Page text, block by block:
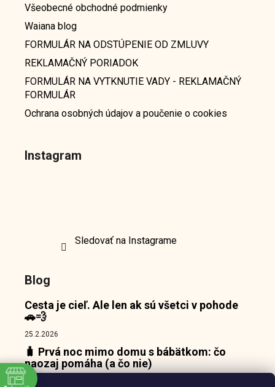
Všeobecné obchodné podmienky
Waiana blog
FORMULÁR NA ODSTÚPENIE OD ZMLUVY
REKLAMAČNÝ PORIADOK
FORMULÁR NA VYTKNUTIE VADY - REKLAMAČNÝ
FORMULÁR
Ochrana osobných údajov a poučenie o cookies
Instagram
Sledovať na Instagrame
Blog
Cesta je cieľ. Ale len ak sú všetci v pohode
🚗💨
25.2.2026
🧳 Prvá noc mimo domu s bábätkom: čo
naozaj pomáha (a čo nie)
18.2.2026